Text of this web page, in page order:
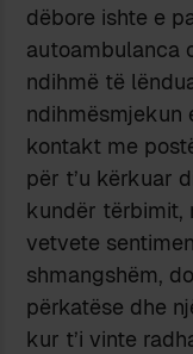
dëbore ishte e
autoambulanca
ndihmë të
ndihmësmjekun
kontakt me
për t’u kërkuar
kundër tërbimit,
vetvete
shmangshëm,
përkatëse dhe
kur t’i vinte